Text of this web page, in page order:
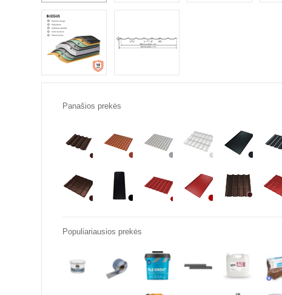
Panašios prekės
Populiariausios prekės